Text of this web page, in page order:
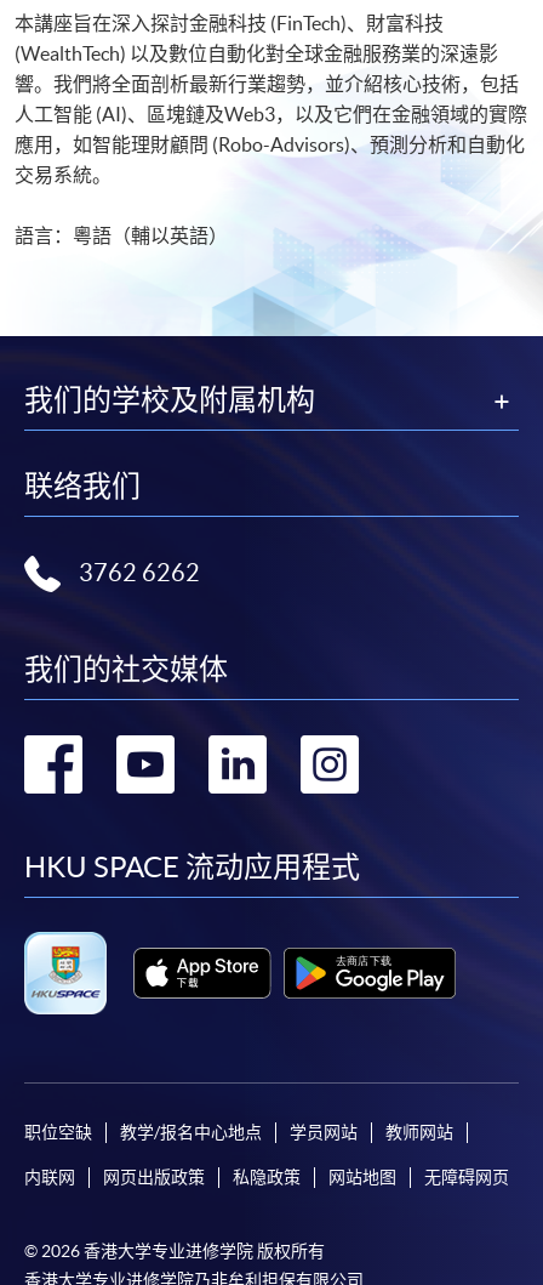
本講座旨在深入探討金融科技 (FinTech)、財富科技
(WealthTech) 以及數位自動化對全球金融服務業的深遠影
響。我們將全面剖析最新行業趨勢，並介紹核心技術，包括
人工智能 (AI)、區塊鏈及Web3，以及它們在金融領域的實際
應用，如智能理財顧問 (Robo-Advisors)、預測分析和自動化
交易系統。
語言：粵語（輔以英語）
我们的学校及附属机构
联络我们
3762 6262
我们的社交媒体
转
facebook
转
youtube
转
linkedin
HKU SPACE 流动应用程式
职位空缺 教学/报名中心地点 学员网站 教师网站
内联网 网页出版政策 私隐政策 网站地图 无障碍网页
© 2026 香港大学专业进修学院 版权所有
香港大学专业进修学院乃非牟利担保有限公司